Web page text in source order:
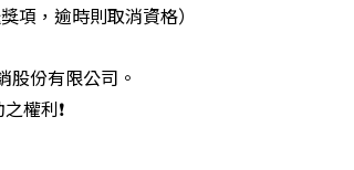
項，逾時則取消資格）
份有限公司。
權利❗️